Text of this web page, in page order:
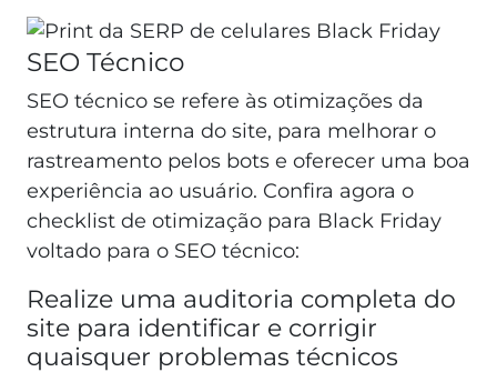
SEO Técnico
SEO técnico se refere às otimizações da
estrutura interna do site, para melhorar o
rastreamento pelos bots e oferecer uma boa
experiência ao usuário. Confira agora o
checklist de otimização para Black Friday
voltado para o SEO técnico:
Realize uma auditoria completa do
site para identificar e corrigir
quaisquer problemas técnicos